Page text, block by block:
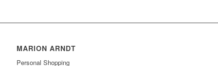
MARION ARNDT
Personal Shopping